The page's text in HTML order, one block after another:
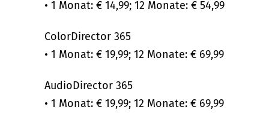
• 1 Monat: € 14,99; 12 Monate: € 54,99
ColorDirector 365
• 1 Monat: € 19,99; 12 Monate: € 69,99
AudioDirector 365
• 1 Monat: € 19,99; 12 Monate: € 69,99